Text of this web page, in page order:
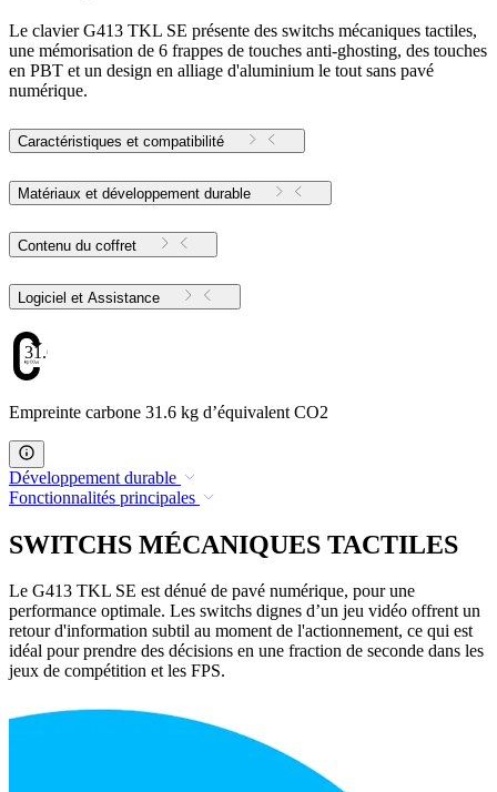
Le clavier G413 TKL SE présente des switchs mécaniques tactiles,
une mémorisation de 6 frappes de touches anti-ghosting, des touches
en PBT et un design en alliage d'aluminium le tout sans pavé
numérique.
Caractéristiques et compatibilité
Matériaux et développement durable
Contenu du coffret
Logiciel et Assistance
31.6
Empreinte carbone 31.6 kg d’équivalent CO2
Développement durable
Fonctionnalités principales
SWITCHS MÉCANIQUES TACTILES
Le G413 TKL SE est dénué de pavé numérique, pour une
performance optimale. Les switchs dignes d’un jeu vidéo offrent un
retour d'information subtil au moment de l'actionnement, ce qui est
idéal pour prendre des décisions en une fraction de seconde dans les
jeux de compétition et les FPS.